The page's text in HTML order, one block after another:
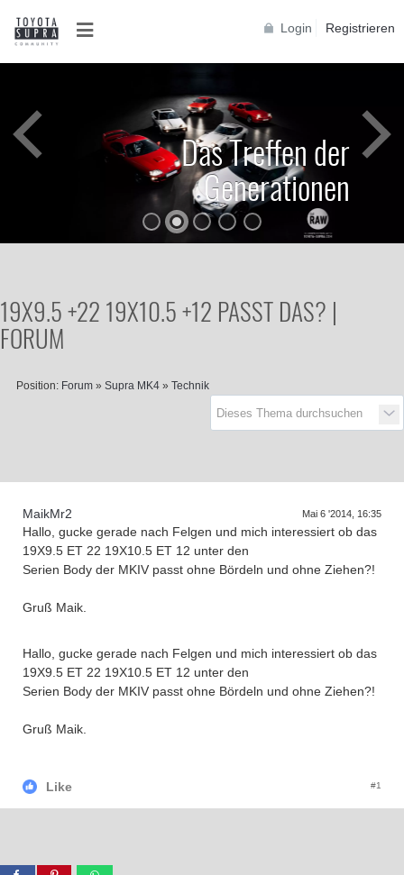
Login Registrieren
D
a
s
T
r
e
f
f
e
n
d
e
r
G
e
n
e
r
a
t
i
o
n
e
n
Das Treffen der
Generationen
19X9.5 +22 19X10.5 +12 PASST DAS? |
FORUM
Position: Forum » Supra MK4 » Technik
MaikMr2 Mai 6 '2014, 16:35
Hallo, gucke gerade nach Felgen und mich interessiert ob das
19X9.5 ET 22 19X10.5 ET 12 unter den
Serien Body der MKIV passt ohne Bördeln und ohne Ziehen?!
Gruß Maik.
Hallo, gucke gerade nach Felgen und mich interessiert ob das
19X9.5 ET 22 19X10.5 ET 12 unter den
Serien Body der MKIV passt ohne Bördeln und ohne Ziehen?!
Gruß Maik.
Like #1